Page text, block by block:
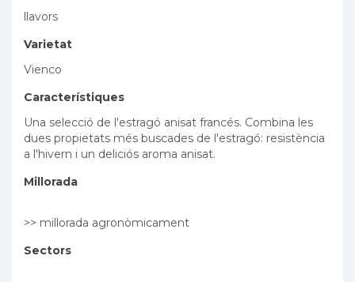
llavors
Varietat
Vienco
Característiques
Una selecció de l'estragó anisat francés. Combina les
dues propietats més buscades de l'estragó: resistència
a l'hivern i un deliciós aroma anisat.
Millorada
>> millorada agronòmicament
Sectors